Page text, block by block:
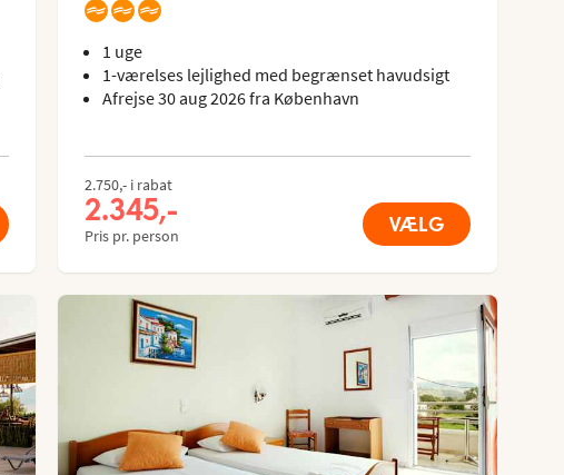
1 uge
1-værelses lejlighed med begrænset havudsigt
Afrejse 30 aug 2026 fra København
2.750,- i rabat
2.345,-
Pris pr. person VÆLG